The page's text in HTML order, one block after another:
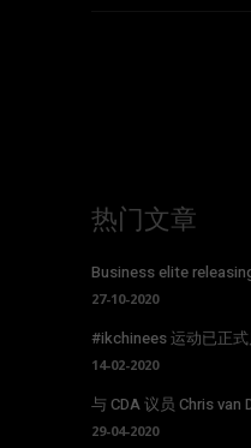
热门文章
Business elite
27-10-2020
#ikchinees 运动已正
14-02-2020
与 CDA 议员 Chris van
29-04-2020